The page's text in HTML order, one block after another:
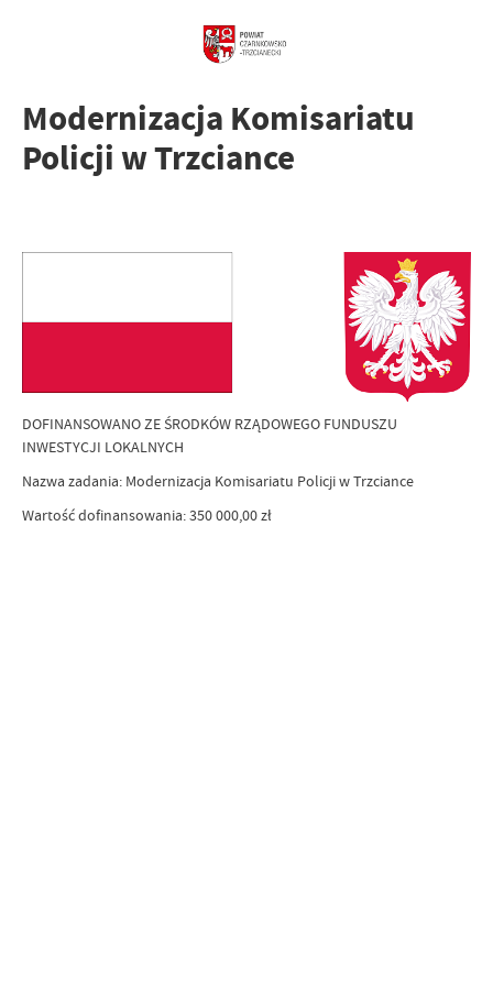
Modernizacja Komisariatu
Policji w Trzciance
DOFINANSOWANO ZE ŚRODKÓW RZĄDOWEGO FUNDUSZU
INWESTYCJI LOKALNYCH
Nazwa zadania: Modernizacja Komisariatu Policji w Trzciance
Wartość dofinansowania: 350 000,00 zł